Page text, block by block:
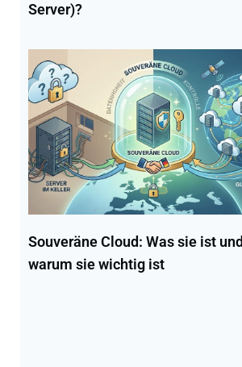
Server)?
Souveräne Cloud: Was sie ist und
warum sie wichtig ist